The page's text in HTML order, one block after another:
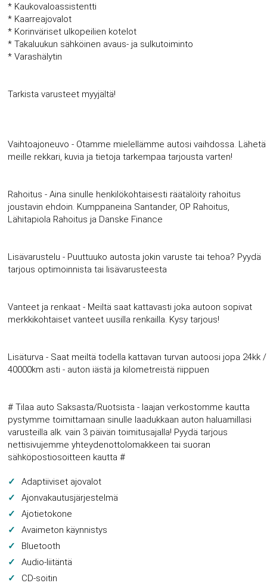
* Kaukovaloassistentti
* Kaarreajovalot
* Korinväriset ulkopeilien kotelot
* Takaluukun sähköinen avaus- ja sulkutoiminto
* Varashälytin
Tarkista varusteet myyjältä!
Vaihtoajoneuvo - Otamme mielellämme autosi vaihdossa. Lähetä
meille rekkari, kuvia ja tietoja tarkempaa tarjousta varten!
Rahoitus - Aina sinulle henkilökohtaisesti räätälöity rahoitus
joustavin ehdoin. Kumppaneina Santander, OP Rahoitus,
Lähitapiola Rahoitus ja Danske Finance
Lisävarustelu - Puuttuuko autosta jokin varuste tai tehoa? Pyydä
tarjous optimoinnista tai lisävarusteesta
Vanteet ja renkaat - Meiltä saat kattavasti joka autoon sopivat
merkkikohtaiset vanteet uusilla renkailla. Kysy tarjous!
Lisäturva - Saat meiltä todella kattavan turvan autoosi jopa 24kk /
40000km asti - auton iästä ja kilometreistä riippuen
# Tilaa auto Saksasta/Ruotsista - laajan verkostomme kautta
pystymme toimittamaan sinulle laadukkaan auton haluamillasi
varusteilla alk. vain 3 päivän toimitusajalla! Pyydä tarjous
nettisivujemme yhteydenottolomakkeen tai suoran
sähköpostiosoitteen kautta #
Adaptiiviset ajovalot
Ajonvakautusjärjestelmä
Ajotietokone
Avaimeton käynnistys
Bluetooth
Audio-liitäntä
CD-soitin